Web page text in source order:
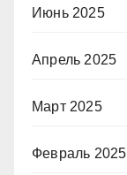
Июнь 2025
Апрель 2025
Март 2025
Февраль 2025